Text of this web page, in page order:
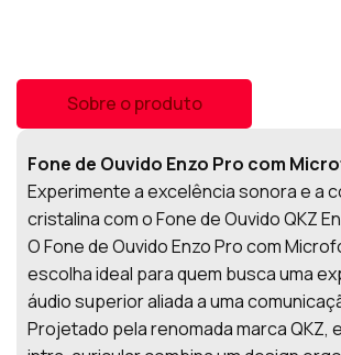
Sobre o produto
Fone de Ouvido Enzo Pro com
Experimente a excelência sonora e a
cristalina com o Fone de Ouvido QKZ
O Fone de Ouvido Enzo Pro com
escolha ideal para quem busca uma
áudio superior aliada a uma
Projetado pela renomada marca QKZ,